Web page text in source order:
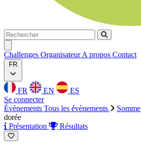
Rechercher
Rechercher
Challenges OrganisateurA propos Contact
FR
FR EN
ES
Se connecter
Évènements Tous les évènements Somme
dorée
Présentation
Résultats